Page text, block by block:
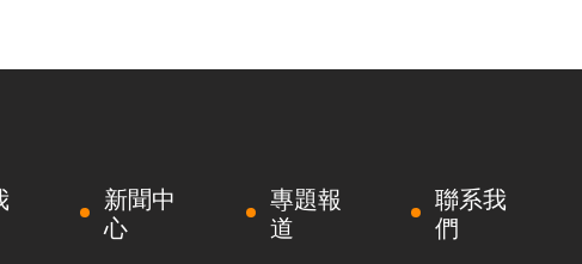
新聞中
心
專題報
道
聯系我
們